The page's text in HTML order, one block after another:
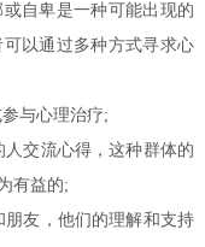
自卑是一种可能出现的
以通过多种方式寻求心
与心理治疗;
交流心得，这种群体的
有益的;
友，他们的理解和支持